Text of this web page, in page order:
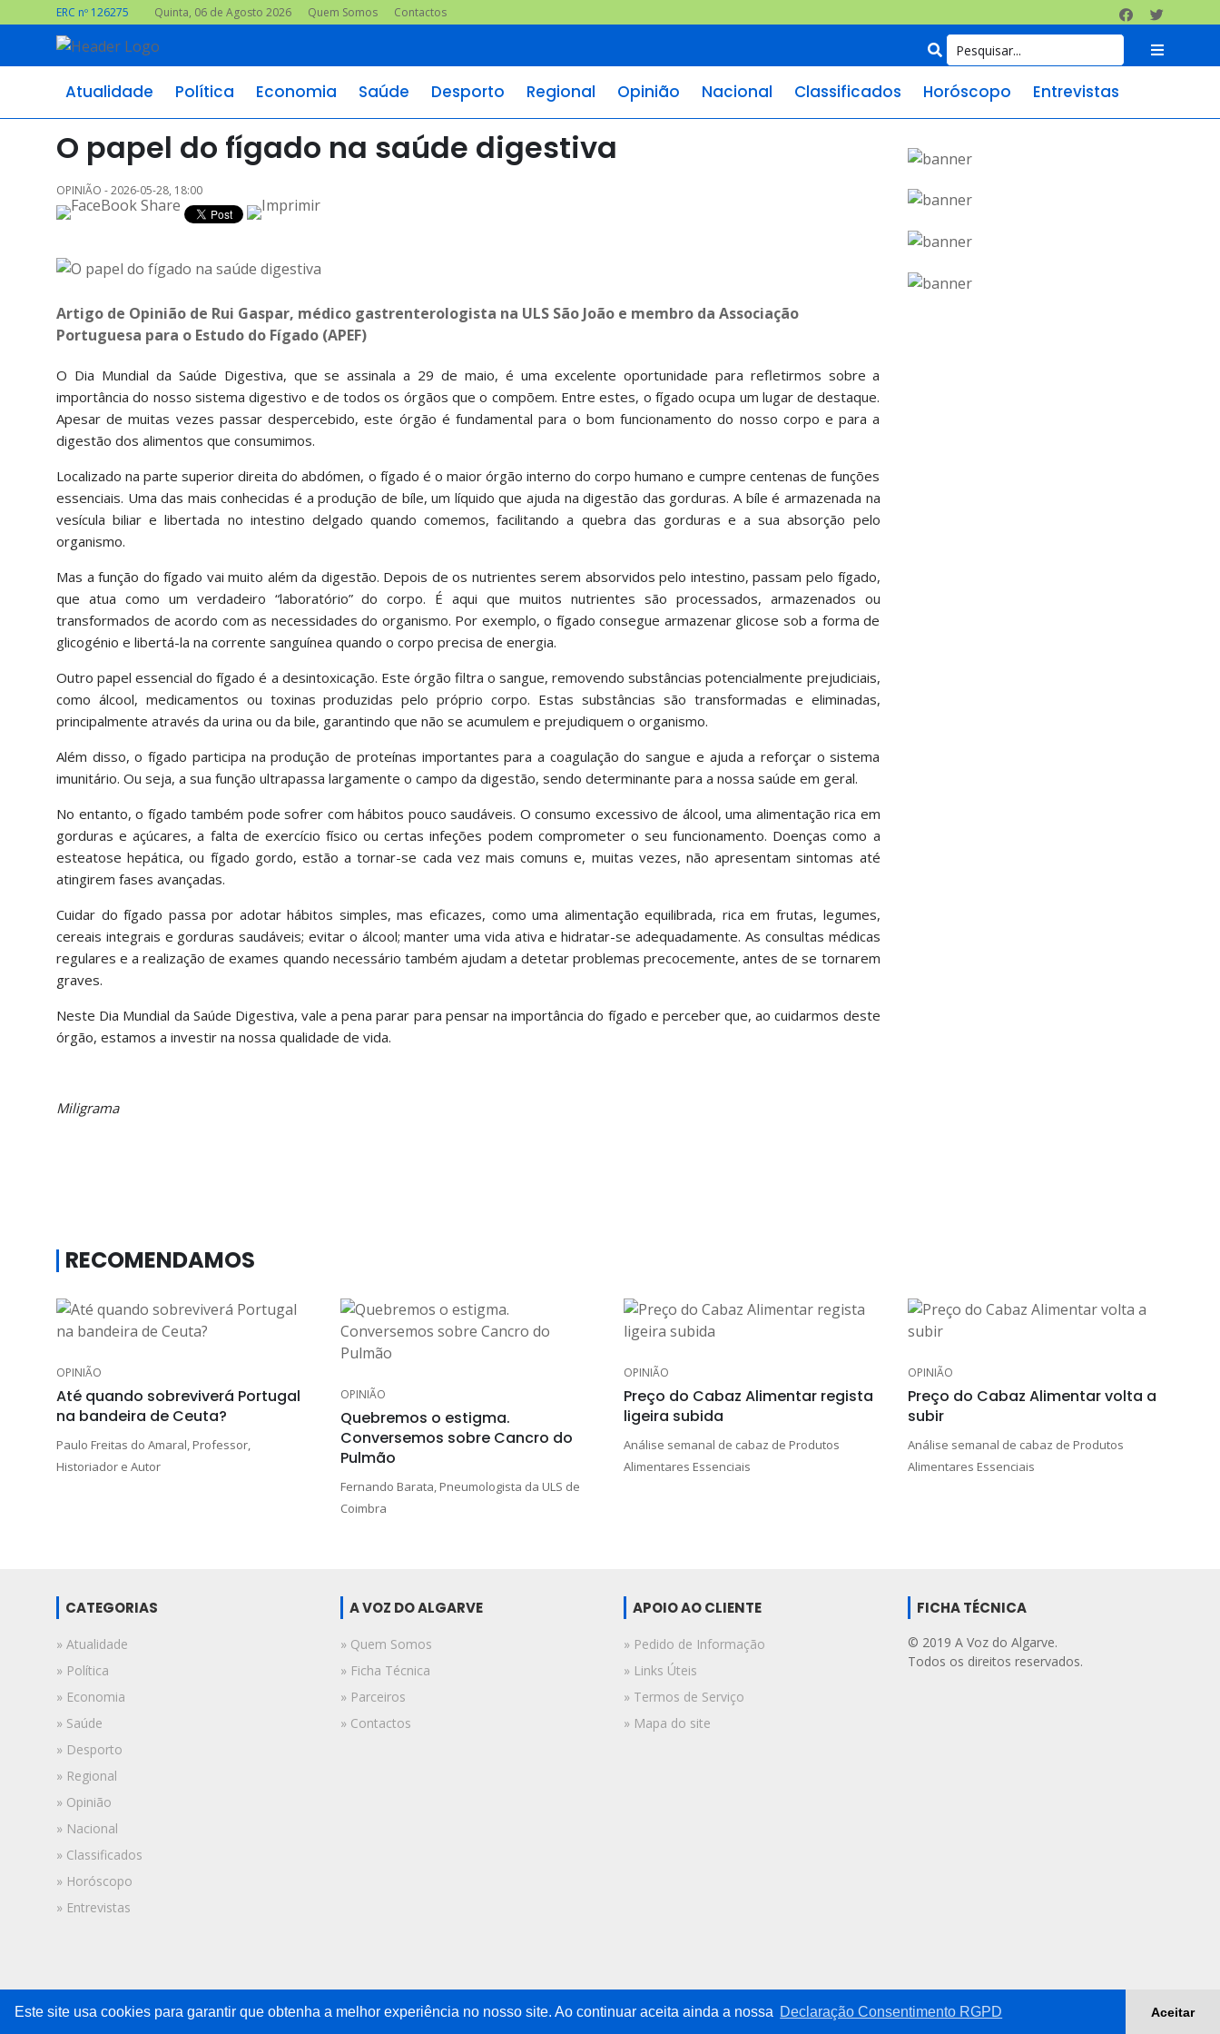
ERC nº 126275 Quinta, 06 de Agosto 2026 Quem Somos Contactos
Atualidade Política Economia Saúde Desporto Regional Opinião Nacional Classificados Horóscopo Entrevistas
O papel do fígado na saúde digestiva
OPINIÃO - 2026-05-28, 18:00
Artigo de Opinião de Rui Gaspar, médico gastrenterologista na ULS São João e membro da Associação
Portuguesa para o Estudo do Fígado (APEF)
O Dia Mundial da Saúde Digestiva, que se assinala a 29 de maio, é uma excelente oportunidade para refletirmos sobre a
importância do nosso sistema digestivo e de todos os órgãos que o compõem. Entre estes, o fígado ocupa um lugar de destaque.
Apesar de muitas vezes passar despercebido, este órgão é fundamental para o bom funcionamento do nosso corpo e para a
digestão dos alimentos que consumimos.
Localizado na parte superior direita do abdómen, o fígado é o maior órgão interno do corpo humano e cumpre centenas de funções
essenciais. Uma das mais conhecidas é a produção de bíle, um líquido que ajuda na digestão das gorduras. A bíle é armazenada na
vesícula biliar e libertada no intestino delgado quando comemos, facilitando a quebra das gorduras e a sua absorção pelo
organismo.
Mas a função do fígado vai muito além da digestão. Depois de os nutrientes serem absorvidos pelo intestino, passam pelo fígado,
que atua como um verdadeiro “laboratório” do corpo. É aqui que muitos nutrientes são processados, armazenados ou
transformados de acordo com as necessidades do organismo. Por exemplo, o fígado consegue armazenar glicose sob a forma de
glicogénio e libertá-la na corrente sanguínea quando o corpo precisa de energia.
Outro papel essencial do fígado é a desintoxicação. Este órgão filtra o sangue, removendo substâncias potencialmente prejudiciais,
como álcool, medicamentos ou toxinas produzidas pelo próprio corpo. Estas substâncias são transformadas e eliminadas,
principalmente através da urina ou da bile, garantindo que não se acumulem e prejudiquem o organismo.
Além disso, o fígado participa na produção de proteínas importantes para a coagulação do sangue e ajuda a reforçar o sistema
imunitário. Ou seja, a sua função ultrapassa largamente o campo da digestão, sendo determinante para a nossa saúde em geral.
No entanto, o fígado também pode sofrer com hábitos pouco saudáveis. O consumo excessivo de álcool, uma alimentação rica em
gorduras e açúcares, a falta de exercício físico ou certas infeções podem comprometer o seu funcionamento. Doenças como a
esteatose hepática, ou fígado gordo, estão a tornar-se cada vez mais comuns e, muitas vezes, não apresentam sintomas até
atingirem fases avançadas.
Cuidar do fígado passa por adotar hábitos simples, mas eficazes, como uma alimentação equilibrada, rica em frutas, legumes,
cereais integrais e gorduras saudáveis; evitar o álcool; manter uma vida ativa e hidratar-se adequadamente. As consultas médicas
regulares e a realização de exames quando necessário também ajudam a detetar problemas precocemente, antes de se tornarem
graves.
Neste Dia Mundial da Saúde Digestiva, vale a pena parar para pensar na importância do fígado e perceber que, ao cuidarmos deste
órgão, estamos a investir na nossa qualidade de vida.
Miligrama
RECOMENDAMOS
OPINIÃO
Até quando sobreviverá Portugal
na bandeira de Ceuta?
Paulo Freitas do Amaral, Professor,
Historiador e Autor
OPINIÃO
Quebremos o estigma.
Conversemos sobre Cancro do
Pulmão
Fernando Barata, Pneumologista da ULS de
Coimbra
OPINIÃO
Preço do Cabaz Alimentar regista
ligeira subida
Análise semanal de cabaz de Produtos
Alimentares Essenciais
OPINIÃO
Preço do Cabaz Alimentar volta a
subir
Análise semanal de cabaz de Produtos
Alimentares Essenciais
CATEGORIAS
» Atualidade
» Política
» Economia
» Saúde
» Desporto
» Regional
» Opinião
» Nacional
» Classificados
» Horóscopo
» Entrevistas
A VOZ DO ALGARVE
» Quem Somos
» Ficha Técnica
» Parceiros
» Contactos
APOIO AO CLIENTE
» Pedido de Informação
» Links Úteis
» Termos de Serviço
» Mapa do site
FICHA TÉCNICA
© 2019 A Voz do Algarve.
Todos os direitos reservados.
Este site usa cookies para garantir que obtenha a melhor experiência no nosso site. Ao continuar aceita ainda a nossa Declaração Consentimento RGPD Aceitar